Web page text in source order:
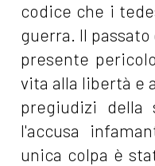
codice che i
guerra. Il
presente
vita alla libertà e
pregiudizi della
l'accusa
unica colpa è